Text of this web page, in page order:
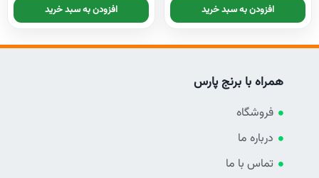
افزودن به سبد خرید افزودن به سبد خرید
همراه با برنج پارس
فروشگاه
درباره ما
تماس با ما